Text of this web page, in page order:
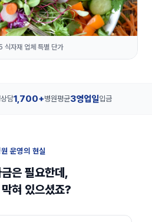
식자재 업체 특별 단가
상담1,700+병원평균3영업일입금
운영의 현실
은 필요한데,
혀 있으셨죠?